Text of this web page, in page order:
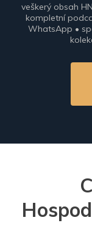
veškerý obsah
kompletní
WhatsApp •